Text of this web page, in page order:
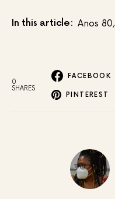
In this article: Anos 80,
0
SHARES
FACEBOOK
PINTEREST